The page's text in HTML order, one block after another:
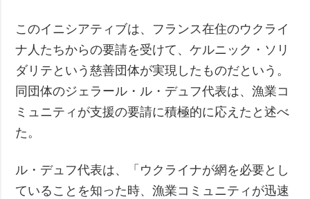
このイニシアティブは、フランス在住のウクライ
ナ人たちからの要請を受けて、ケルニック・ソリ
ダリテという慈善団体が実現したものだという。
同団体のジェラール・ル・デュフ代表は、漁業コ
ミュニティが支援の要請に積極的に応えたと述べ
た。
ル・デュフ代表は、「ウクライナが網を必要とし
ていることを知った時、漁業コミュニティが迅速